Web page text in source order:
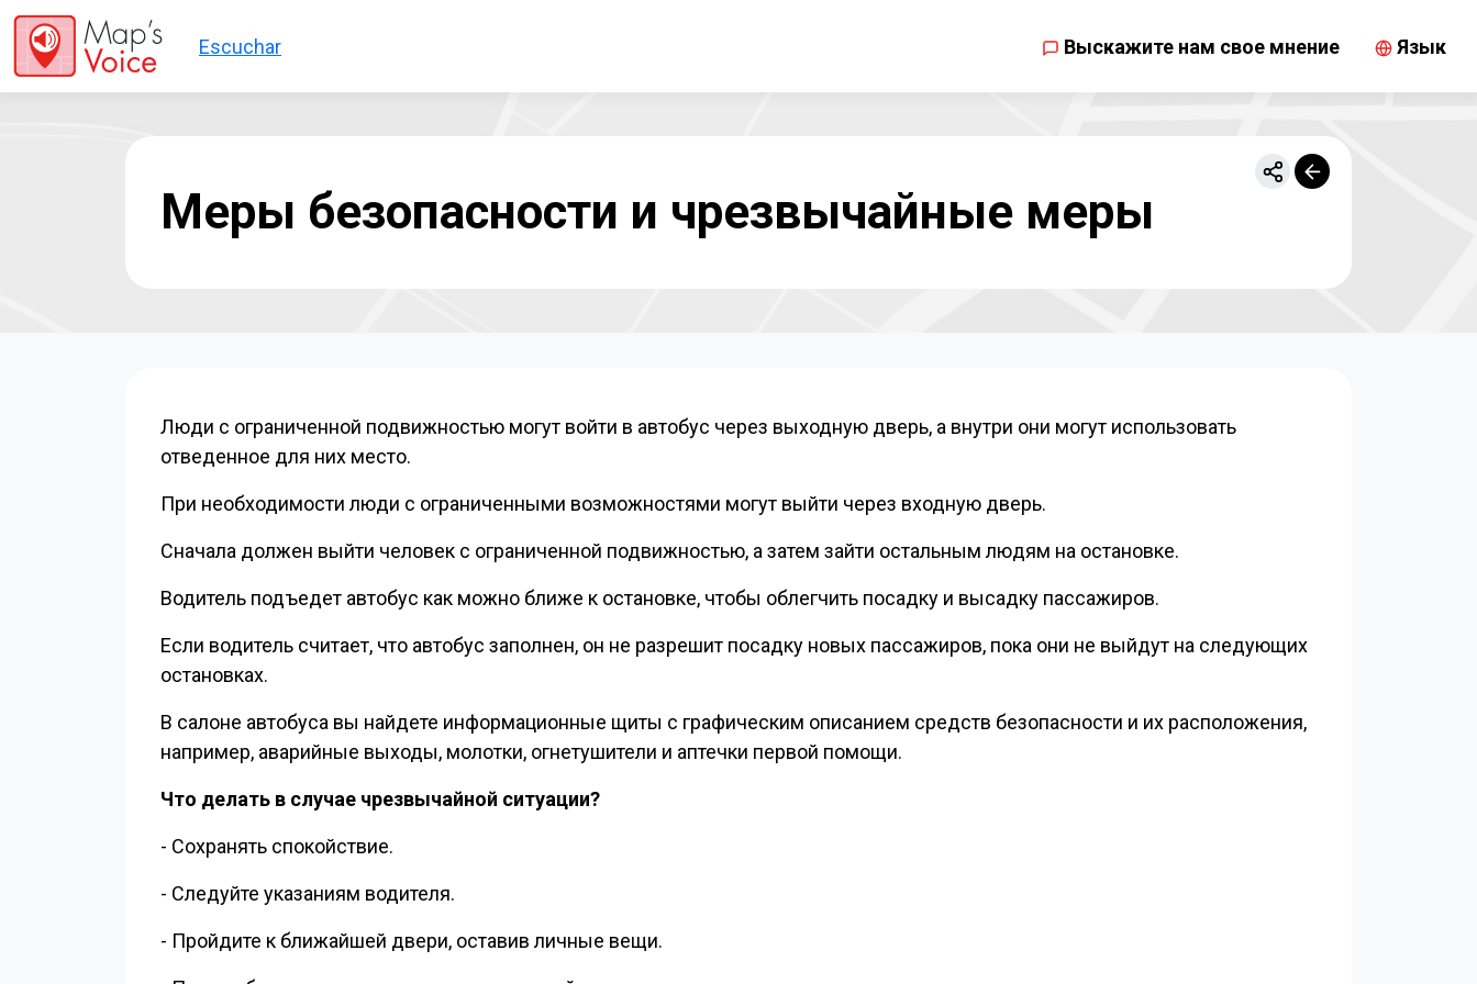
Перейти к основному содержанию
Escuchar
Выскажите нам свое мнение Язык
Меры безопасности и чрезвычайные меры
Люди с ограниченной подвижностью могут войти в автобус через выходную дверь, а внутри они могут использовать
отведенное для них место.
При необходимости люди с ограниченными возможностями могут выйти через входную дверь.
Сначала должен выйти человек с ограниченной подвижностью, а затем зайти остальным людям на остановке.
Водитель подъедет автобус как можно ближе к остановке, чтобы облегчить посадку и высадку пассажиров.
Если водитель считает, что автобус заполнен, он не разрешит посадку новых пассажиров, пока они не выйдут на следующих
остановках.
В салоне автобуса вы найдете информационные щиты с графическим описанием средств безопасности и их расположения,
например, аварийные выходы, молотки, огнетушители и аптечки первой помощи.
Что делать в случае чрезвычайной ситуации?
- Сохранять спокойствие.
- Следуйте указаниям водителя.
- Пройдите к ближайшей двери, оставив личные вещи.